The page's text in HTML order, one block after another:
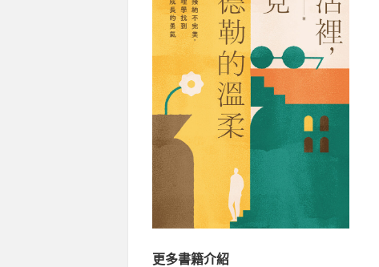
更多書籍介紹